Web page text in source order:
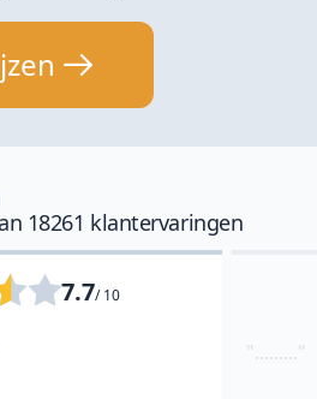
18261 klantervaringen
7.7/ 10
"........."